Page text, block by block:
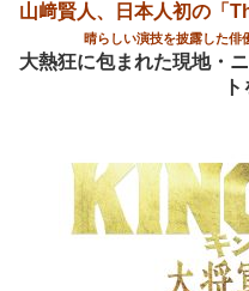
山﨑賢人、日本人初の「
晴らしい演技を披露した俳
大熱狂に包まれた現地・